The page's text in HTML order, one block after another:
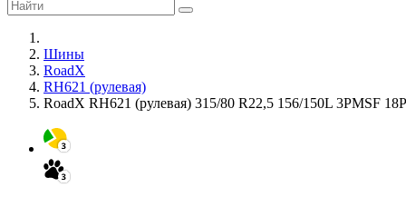
Шины
RoadX
RH621 (рулевая)
RoadX RH621 (рулевая) 315/80 R22,5 156/150L 3PMSF